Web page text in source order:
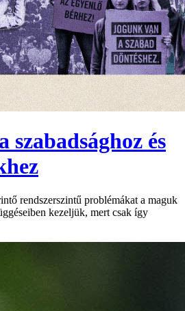
szabadsághoz és
rendszerszintű problémákat a maguk
kezeljük, mert csak így